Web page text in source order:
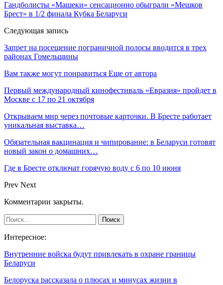
Гандболисты «Машеки» сенсационно обыграли «Мешков
Брест» в 1/2 финала Кубка Беларуси
Следующая запись
Запрет на посещение пограничной полосы вводится в трех
районах Гомельщины
Вам также могут понравиться Еще от автора
Первый международный кинофестиваль «Евразия» пройдет в
Москве с 17 по 21 октября
Открываем мир через почтовые карточки. В Бресте работает
уникальная выставка…
Обязательная вакцинация и чипирование: в Беларуси готовят
новый закон о домашних…
Где в Бресте отключат горячую воду с 6 по 10 июня
Prev Next
Комментарии закрыты.
Интересное:
Внутренние войска будут привлекать в охране границы
Беларуси
Белоруска рассказала о плюсах и минусах жизни в